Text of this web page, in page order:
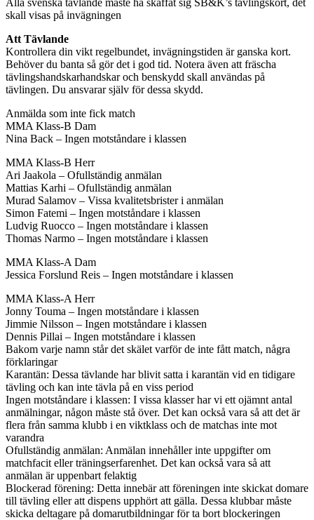
skall visas på invägningen
Att Tävlande
Kontrollera din vikt regelbundet, invägningstiden är ganska kort.
Behöver du banta så gör det i god tid. Notera även att fräscha
tävlingshandskarhandskar och benskydd skall användas på
tävlingen. Du ansvarar själv för dessa skydd.
Anmälda som inte fick match
MMA Klass-B Dam
Nina Back – Ingen motståndare i klassen
MMA Klass-B Herr
Ari Jaakola – Ofullständig anmälan
Mattias Karhi – Ofullständig anmälan
Murad Salamov – Vissa kvalitetsbrister i anmälan
Simon Fatemi – Ingen motståndare i klassen
Ludvig Ruocco – Ingen motståndare i klassen
Thomas Narmo – Ingen motståndare i klassen
MMA Klass-A Dam
Jessica Forslund Reis – Ingen motståndare i klassen
MMA Klass-A Herr
Jonny Touma – Ingen motståndare i klassen
Jimmie Nilsson – Ingen motståndare i klassen
Dennis Pillai – Ingen motståndare i klassen
Bakom varje namn står det skälet varför de inte fått match, några
förklaringar
Karantän: Dessa tävlande har blivit satta i karantän vid en tidigare
tävling och kan inte tävla på en viss period
Ingen motståndare i klassen: I vissa klasser har vi ett ojämnt antal
anmälningar, någon måste stå över. Det kan också vara så att det är
flera från samma klubb i en viktklass och de matchas inte mot
varandra
Ofullständig anmälan: Anmälan innehåller inte uppgifter om
matchfacit eller träningserfarenhet. Det kan också vara så att
anmälan är uppenbart felaktig
Blockerad förening: Detta innebär att föreningen inte skickat domare
till tävling eller att dispens upphört att gälla. Dessa klubbar måste
skicka deltagare på domarutbildningar för ta bort blockeringen